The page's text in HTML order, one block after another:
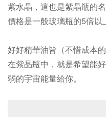
紫水晶，這也是紫晶瓶的名
價格是一般玻璃瓶的5倍以
好好精華油皆（不惜成本
在紫晶瓶中，就是希望能
弱的宇宙能量給你。